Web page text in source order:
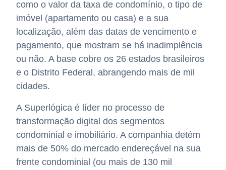
como o valor da taxa de condomínio, o tipo de
imóvel (apartamento ou casa) e a sua
localização, além das datas de vencimento e
pagamento, que mostram se há inadimplência
ou não. A base cobre os 26 estados brasileiros
e o Distrito Federal, abrangendo mais de mil
cidades.
A Superlógica é líder no processo de
transformação digital dos segmentos
condominial e imobiliário. A companhia detém
mais de 50% do mercado endereçável na sua
frente condominial (ou mais de 130 mil